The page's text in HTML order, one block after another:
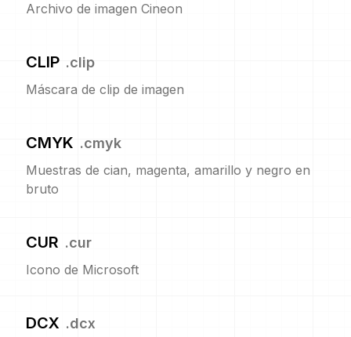
Archivo de imagen Cineon
CLIP .clip
Máscara de clip de imagen
CMYK .cmyk
Muestras de cian, magenta, amarillo y negro en
bruto
CUR .cur
Icono de Microsoft
DCX .dcx